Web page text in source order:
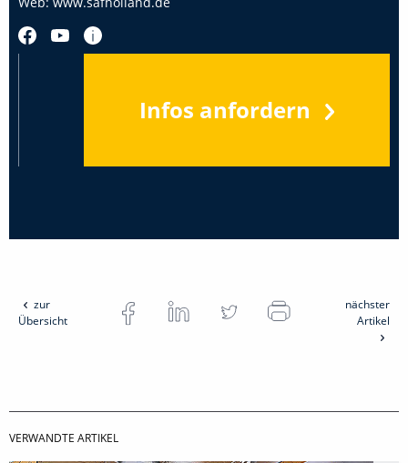
Infos anfordern
zur
Übersicht
nächster
Artikel
VERWANDTE ARTIKEL